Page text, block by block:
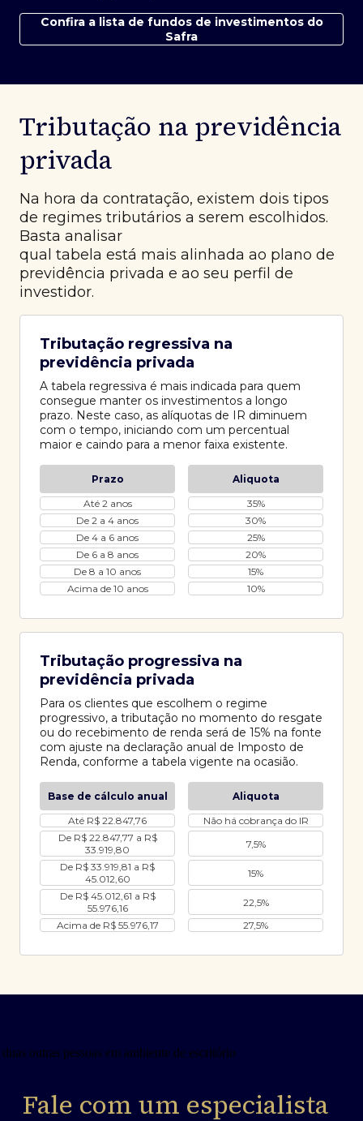
Confira a lista de fundos de investimentos do
Safra
Tributação na previdência
privada
Na hora da contratação, existem dois tipos
de regimes tributários a serem escolhidos.
Basta analisar
qual tabela está mais alinhada ao plano de
previdência privada e ao seu perfil de
investidor.
Tributação regressiva na
previdência privada
A tabela regressiva é mais indicada para quem
consegue manter os investimentos a longo
prazo. Neste caso, as alíquotas de IR diminuem
com o tempo, iniciando com um percentual
maior e caindo para a menor faixa existente.
Prazo
Aliquota
Até 2 anos
35%
De 2 a 4 anos
30%
De 4 a 6 anos
25%
De 6 a 8 anos
20%
De 8 a 10 anos
15%
Acima de 10 anos
10%
Tributação progressiva na
previdência privada
Para os clientes que escolhem o regime
progressivo, a tributação no momento do resgate
ou do recebimento de renda será de 15% na fonte
com ajuste na declaração anual de Imposto de
Renda, conforme a tabela vigente na ocasião.
Base de cálculo anual
Aliquota
Até R$ 22.847,76
Não há cobrança do IR
De R$ 22.847,77 a R$
33.919,80
7,5%
De R$ 33.919,81 a R$
45.012,60
15%
De R$ 45.012,61 a R$
55.976,16
22,5%
Acima de R$ 55.976,17
27,5%
Fale com um especialista